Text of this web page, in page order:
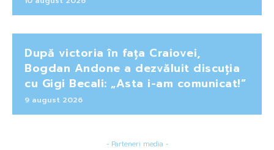
După victoria în fața Craiovei,
Bogdan Andone a dezvăluit discuția
cu Gigi Becali: „Asta i-am comunicat!”
9 august 2026
- Parteneri media -